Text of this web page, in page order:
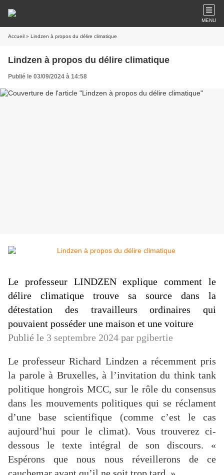
MENU
Accueil » Lindzen à propos du délire climatique
Lindzen à propos du délire climatique
Publié le 03/09/2024 à 14:58
Le professeur LINDZEN explique comment le
délire climatique trouve sa source dans la
détestation des travailleurs ordinaires qui
pouvaient posséder une maison et une voiture
Publié le 3 septembre 2024 par pgibertie
Le professeur Richard Lindzen a récemment pris
la parole à Bruxelles, à l’invitation du think tank
politique hongrois MCC, sur le rôle du consensus
dans les mouvements politiques qui se réclament
d’une base scientifique (comme c’est le cas
aujourd’hui pour le climat). Vous trouverez ci-
dessous le texte intégral de son discours. «
Espérons que nous nous réveillerons de ce